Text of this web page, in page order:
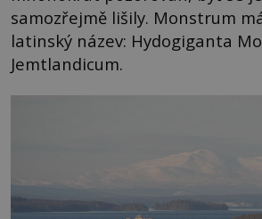
samozřejmě lišily. Monstrum
latinský název: Hydogiganta
Jemtlandicum.